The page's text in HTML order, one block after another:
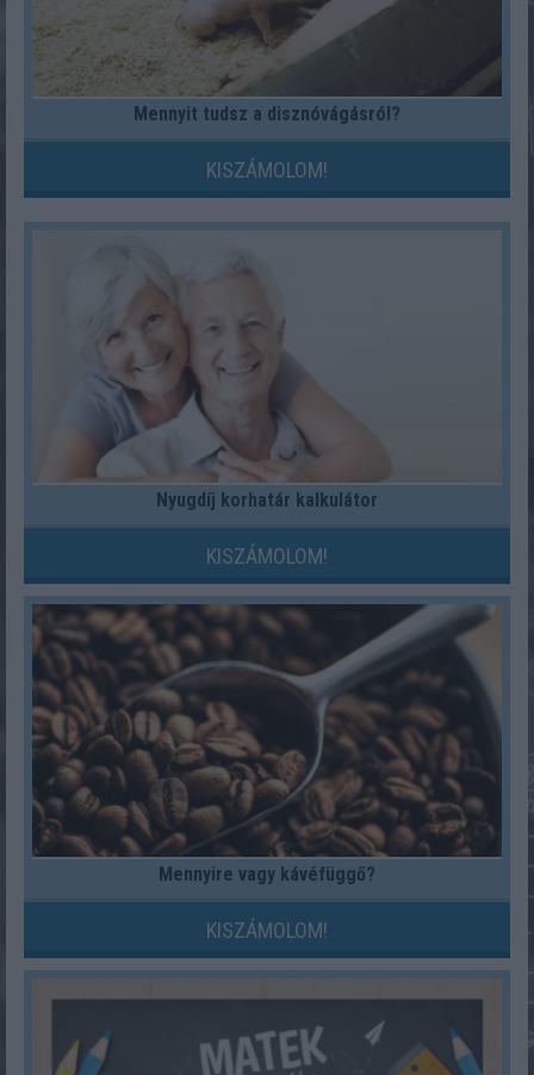
Mennyit tudsz a disznóvágásról?
KISZÁMOLOM!
Nyugdíj korhatár kalkulátor
KISZÁMOLOM!
Mennyire vagy kávéfüggő?
KISZÁMOLOM!